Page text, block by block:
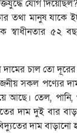
যোগ
তথা মানুষ যাকে
স্বাধীনতার ৫২
চাল তো
সকল পণ্যের
আছে। তেল, পানি,
দাম দুই বার
দাম বাড়ানো